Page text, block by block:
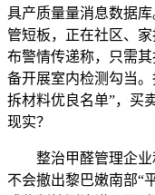
具产质量量消息数据
管短板，正在社区、
布警情传递称，只需
备开展室内检测勾当
拆材料优良名单”，买
现实？
整治甲醛管理企业
不会撤出黎巴嫩南部“